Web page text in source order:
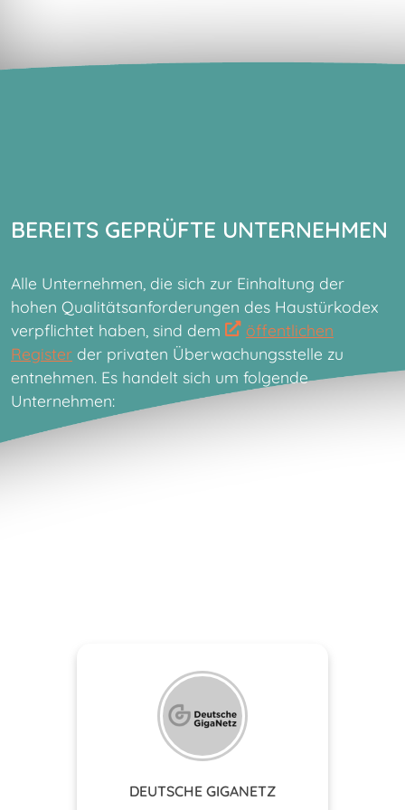
BEREITS GEPRÜFTE UNTERNEHMEN
Alle Unternehmen, die sich zur Einhaltung der
hohen Qualitätsanforderungen des Haustürkodex
verpflichtet haben, sind dem
öffentlichen
Register der privaten Überwachungsstelle zu
entnehmen. Es handelt sich um folgende
Unternehmen:
DEUTSCHE GIGANETZ